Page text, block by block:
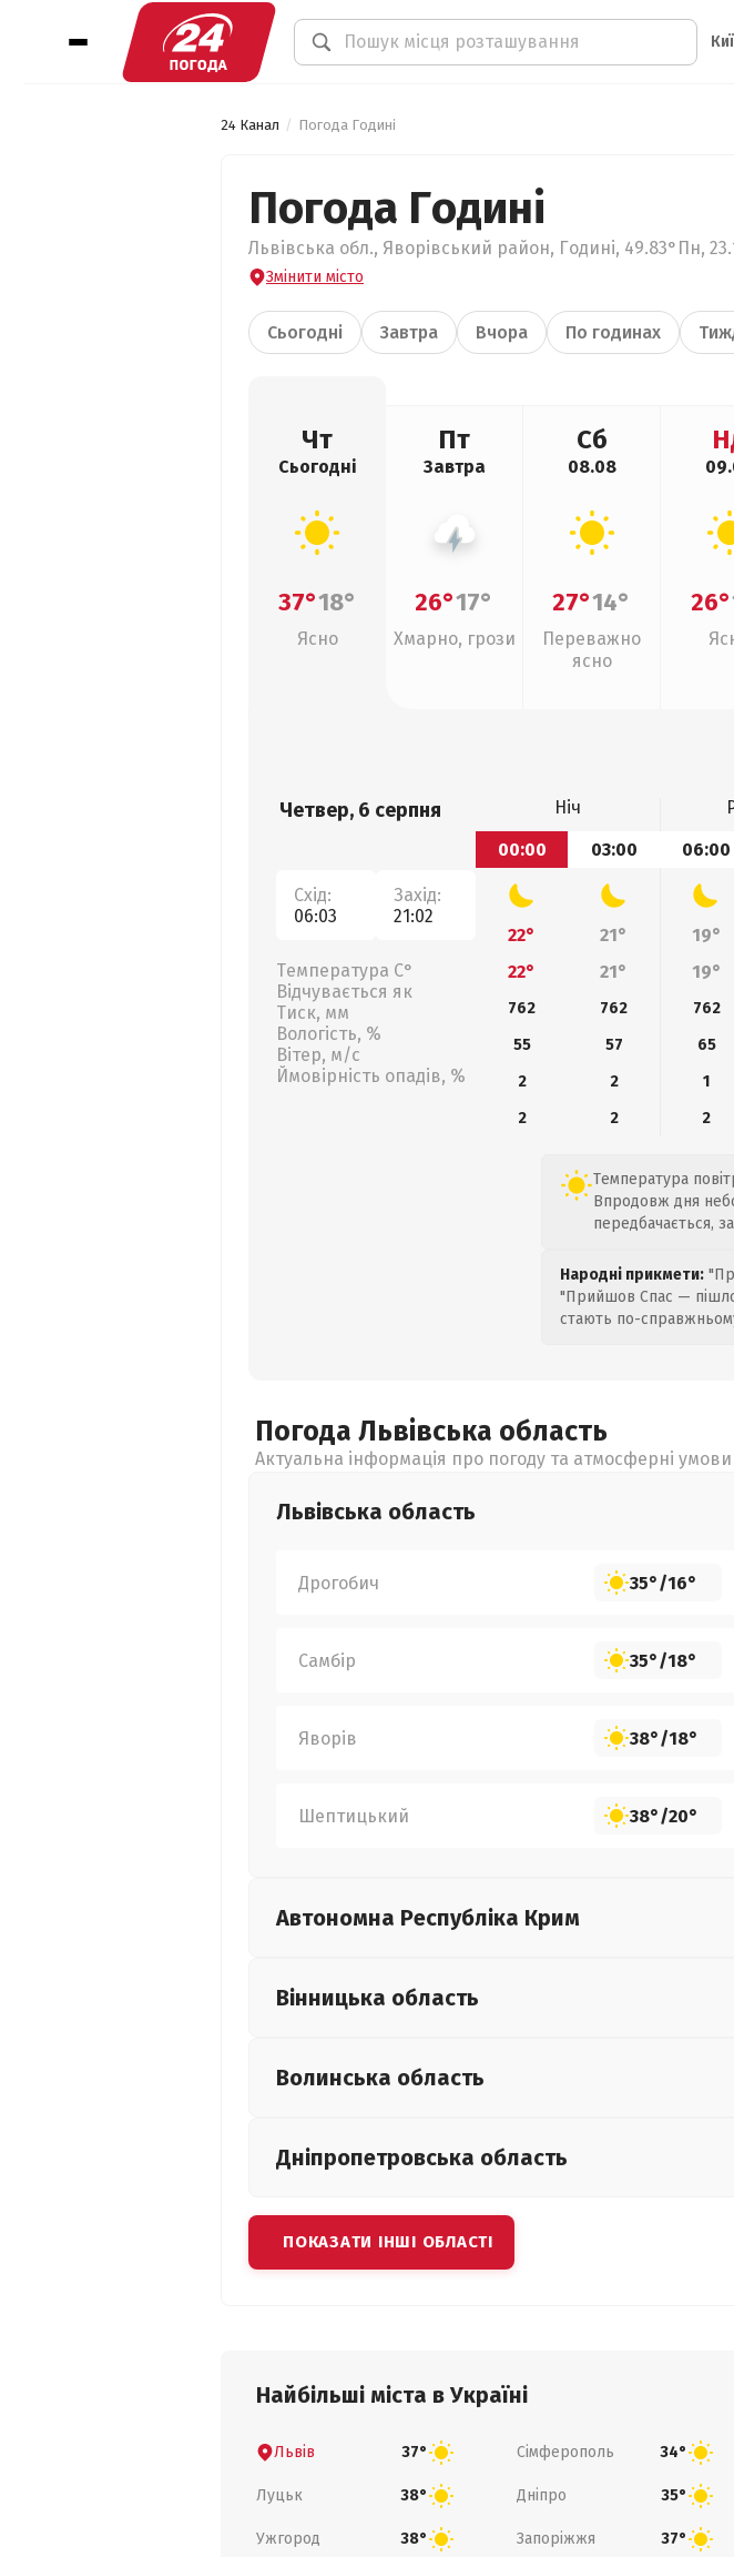
24 Канал Погода Годині
Погода Годині
Львівська обл., Яворівський район, Годині, 49.83°Пн,
Змінити місто
Сьогодні Завтра Вчора По годинах
Чт
Сьогодні
37°18°
Ясно
Пт
Завтра
26°17°
Хмарно, грози
Сб
08.08
27°14°
Переважно
ясно
26°
Четвер, 6 серпня
Схід:
06:03
Захід:
21:02
Температура С°
Відчувається як
Тиск, мм
Вологість, %
Вітер, м/с
Ймовірність опадів, %
Ніч
00:00
03:00 06:00
22° 21° 19°
22°
21° 19°
762 762 762
55
57 65
2
2 1
2
2 2
Температура
Впродовж дня
передбачається,
Народні прикмети:
"Прийшов Спас — пішло
стають по-
Погода Львівська область
Актуальна інформація про погоду та атмосферні умови
Львівська область
Дрогобич 35°/16°
Самбір 35°/18°
Яворів 38°/18°
Шептицький 38°/20°
Автономна Республіка Крим
Вінницька область
Волинська область
Дніпропетровська область
ПОКАЗАТИ ІНШІ ОБЛАСТІ
Найбільші міста в Україні
Львів 37° Сімферополь 34°
Луцьк 38° Дніпро 35°
Ужгород 38° Запоріжжя 37°